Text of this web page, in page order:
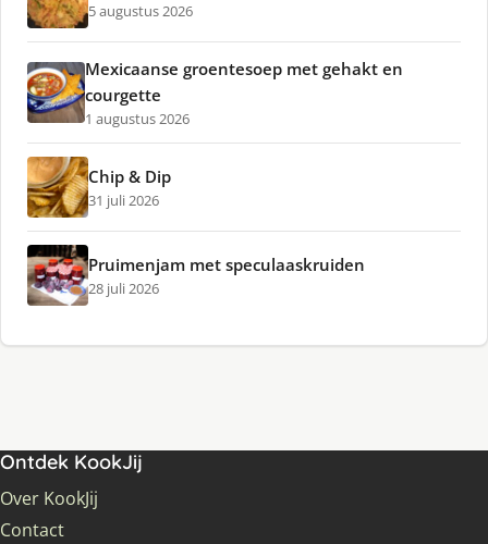
5 augustus 2026
Mexicaanse groentesoep met gehakt en
courgette
1 augustus 2026
Chip & Dip
31 juli 2026
Pruimenjam met speculaaskruiden
28 juli 2026
Ontdek KookJij
Over KookJij
Contact